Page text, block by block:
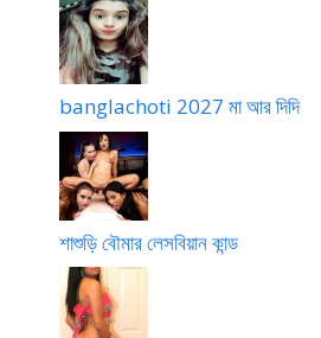
banglachoti 2027 মা আর দিদি
শাশুড়ি বৌমার লেসবিয়ান কান্ড